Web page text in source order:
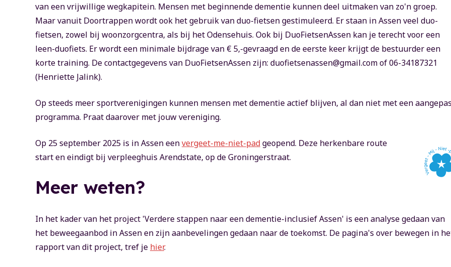
van een vrijwillige wegkapitein. Mensen met beginnende dementie kunnen deel uitmaken van zo'n groep.
Maar vanuit Doortrappen wordt ook het gebruik van duo-fietsen gestimuleerd. Er staan in Assen veel duo-
fietsen, zowel bij woonzorgcentra, als bij het Odensehuis. Ook bij DuoFietsenAssen kan je terecht voor een
leen-duofiets. Er wordt een minimale bijdrage van € 5,-gevraagd en de eerste keer krijgt de bestuurder een
korte training. De contactgegevens van DuoFietsenAssen zijn: duofietsenassen@gmail.com of 06-34187321
(Henriette Jalink).
Op steeds meer sportverenigingen kunnen mensen met dementie actief blijven, al dan niet met een
programma. Praat daarover met jouw vereniging.
Op 25 september 2025 is in Assen eenvergeet-me-niet-padgeopend. Deze herkenbare route
start en eindigt bij verpleeghuis Arendstate, op de Groningerstraat.
Meer weten?
In het kader van het project 'Verdere stappen naar een dementie-inclusief Assen' is een analyse gedaan van
het beweegaanbod in Assen en zijn aanbevelingen gedaan naar de toekomst. De pagina's over bewegen in
rapport van dit project, tref je hier.